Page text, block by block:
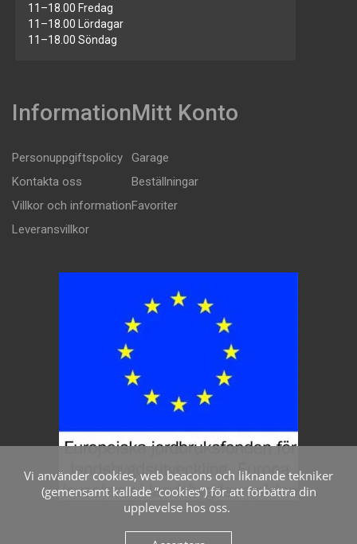
11–18.00 Fredag
11–18.00 Lördagar
11–18.00 Söndag
Information
Personuppgiftspolicy
Kontakta oss
Villkor och information
Leveransvillkor
Mitt Konto
Garage
Beställningar
Favoriter
Vi använder cookies, web beacons och liknande tekniker
(gemensamt kallade ”cookies”) för att förbättra din
upplevelse hos oss.